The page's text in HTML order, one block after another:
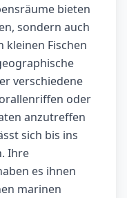
bieten
sondern auch
kleinen Fischen
verschiedene
oder
anzutreffen
sich bis ins
Ihre
es ihnen
marinen